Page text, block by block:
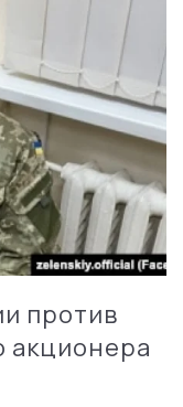
против
акционера